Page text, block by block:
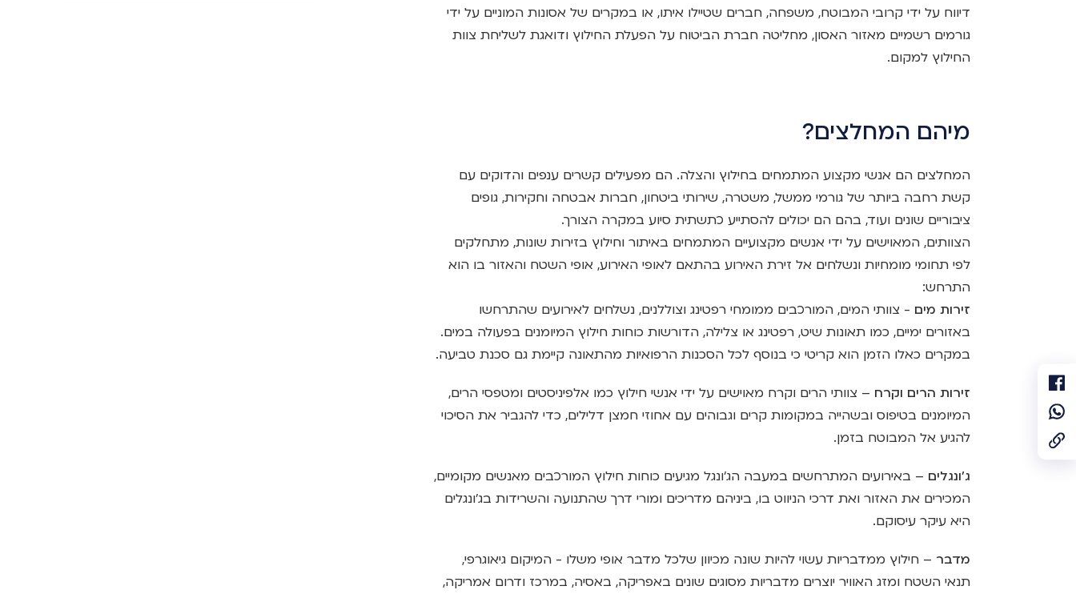
דיווח על ידי קרובי המבוטח, משפחה, חברים שטיילו איתו, או במקרים של אסונות המוניים על ידי
גורמים רשמיים מאזור האסון, מחליטה חברת הביטוח על הפעלת החילוץ ודואגת לשליחת צוות
החילוץ למקום.
מיהם המחלצים?
המחלצים הם אנשי מקצוע המתמחים בחילוץ והצלה. הם מפעילים קשרים ענפים והדוקים עם
קשת רחבה ביותר של גורמי ממשל, משטרה, שירותי ביטחון, חברות אבטחה וחקירות, גופים
ציבוריים שונים ועוד, בהם הם יכולים להסתייע כתשתית סיוע במקרה הצורך.
הצוותים, המאוישים על ידי אנשים מקצועיים המתמחים באיתור וחילוץ בזירות שונות, מתחלקים
לפי תחומי מומחיות ונשלחים אל זירת האירוע בהתאם לאופי האירוע, אופי השטח והאזור בו הוא
התרחש:
זירות מים - צוותי המים, המורכבים ממומחי רפטינג וצוללנים, נשלחים לאירועים שהתרחשו
באזורים ימיים, כמו תאונות שיט, רפטינג או צלילה, הדורשות כוחות חילוץ המיומנים בפעולה במים.
במקרים כאלו הזמן הוא קריטי כי בנוסף לכל הסכנות הרפואיות מהתאונה קיימת גם סכנת טביעה.
זירות הרים וקרח – צוותי הרים וקרח מאוישים על ידי אנשי חילוץ כמו אלפיניסטים ומטפסי הרים,
המיומנים בטיפוס ובשהייה במקומות קרים וגבוהים עם אחוזי חמצן דלילים, כדי להגביר את הסיכוי
להגיע אל המבוטח בזמן.
ג'ונגלים – באירועים המתרחשים במעבה הג'ונגל מגיעים כוחות חילוץ המורכבים מאנשים מקומיים,
המכירים את האזור ואת דרכי הניווט בו, ביניהם מדריכים ומורי דרך שהתנועה והשרידות בג'ונגלים
היא עיקר עיסוקם.
מדבר – חילוץ ממדבריות עשוי להיות שונה מכיוון שלכל מדבר אופי משלו - המיקום גיאוגרפי,
תנאי השטח ומזג האוויר יוצרים מדבריות מסוגים שונים באפריקה, באסיה, במרכז ודרום אמריקה,